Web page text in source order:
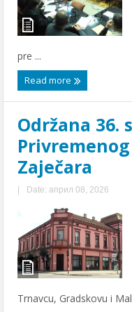
pre ...
Read more
Održana 36.
Zajеčara
| Date: април 08, 2026
Trnavcu, Gradskovu i